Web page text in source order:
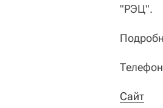
"РЭЦ".
Сайт